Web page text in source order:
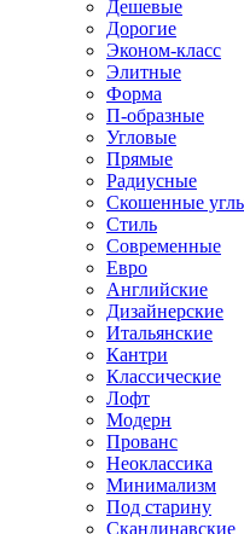
Дешевые
Дорогие
Эконом-класс
Элитные
Форма
П-образные
Угловые
Прямые
Радиусные
Скошенные
Стиль
Современные
Евро
Английские
Дизайнерские
Итальянские
Кантри
Классические
Лофт
Модерн
Прованс
Неоклассика
Минимализм
Под старину
Скандинавские